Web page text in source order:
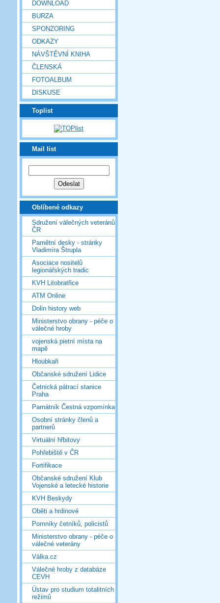
DOWNLOAD
BURZA
SPONZORING
ODKAZY
NÁVŠTĚVNÍ KNIHA
ČLENSKÁ
FOTOALBUM
DISKUSE
Toplist
Mail list
Oblíbené odkazy
Sdružení válečných veteránů
ČR
Pamětní desky - stránky
Vladimíra Štrupla
Asociace nositelů
legionářských tradic
KVH Litobratřice
ATM Online
Dolin history web
Ministerstvo obrany - péče o
válečné hroby
vojenská pietní místa na
mapě
Hloubkaři
Občanské sdružení Lidice
Četnická pátrací stanice
Praha
Památník Čestná vzpomínka
Osobní stránky členů a
partnerů
Virtuální hřbitovy
Pohřebiště v ČR
Fortifikace
Občanské sdružení Klub
Vojenské a letecké historie
KVH Beskydy
Oběti a hrdinové
Pomníky četníků, policistů
Ministerstvo obrany - péče o
válečné veterány
Válka.cz
Válečné hroby z databáze
CEVH
Ústav pro studium totalitních
režimů